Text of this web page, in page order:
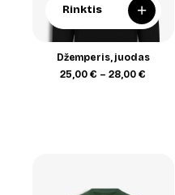
Rinktis +
Džemperis, juodas
25,00€ – 28,00€